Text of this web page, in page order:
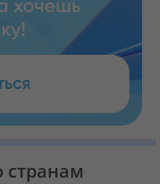
странам